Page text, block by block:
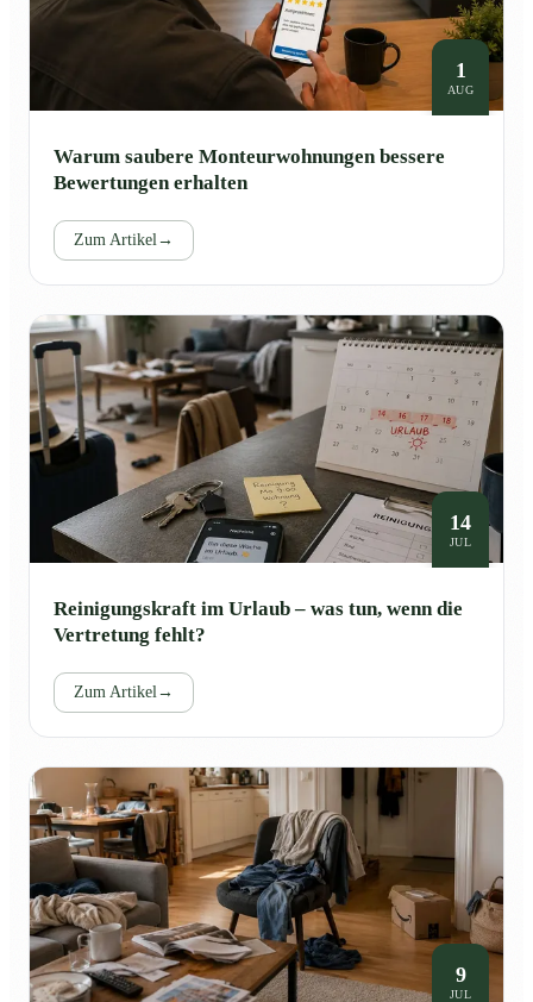
1
AUG
Warum saubere Monteurwohnungen bessere
Bewertungen erhalten
Zum Artikel→
14
JUL
Reinigungskraft im Urlaub – was tun, wenn die
Vertretung fehlt?
Zum Artikel→
9
JUL